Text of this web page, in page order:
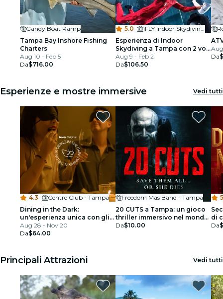
Gandy Boat Ramp
Tampa Bay Inshore Fishing
Charters
Aug 10 - Feb 5
Da$716.00
5.0 ·
iFLY Indoor Skydiving - Tampa
Esperienza di Indoor
Skydiving a Tampa con 2 voli
e certificato personalizzato
Aug 9 - Feb 2
Da$106.50
Da
Esperienze e mostre immersive Vedi tutti
4.3 ·
Centre Club - Tampa
Dining in the Dark:
un'esperienza unica con gli
occhi bendati al Centre Club
Aug 28 - Nov 20
Da$64.00
Freedom Mas Band - Tampa
20 CUTS a Tampa: un gioco
thriller immersivo nel mondo
reale
Da$10.00
di
Da
Principali Attrazioni Vedi tutti